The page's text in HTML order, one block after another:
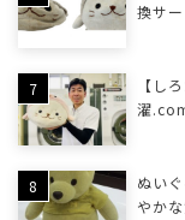
換サ
【し
濯
ぬい
やか